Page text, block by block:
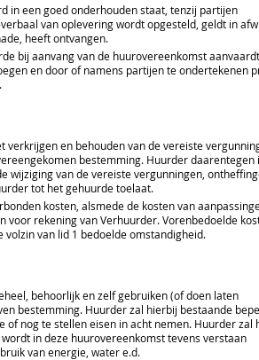
in een goed onderhouden staat, tenzij partijen
van oplevering wordt opgesteld, geldt in
heeft ontvangen.
bij aanvang van de huurovereenkomst aanvaardt,
en door of namens partijen te ondertekenen
en behouden van de vereiste
bestemming. Huurder daarentegen
wijziging van de vereiste vergunningen,
tot het gehuurde toelaat.
kosten, alsmede de kosten van
rekening van Verhuurder. Vorenbedoelde
van lid 1 bedoelde omstandigheid.
behoorlijk en zelf gebruiken (of doen laten
bestemming. Huurder zal hierbij bestaande
nog te stellen eisen in acht nemen. Huurder zal
in deze huurovereenkomst tevens verstaan
van energie, water e.d.